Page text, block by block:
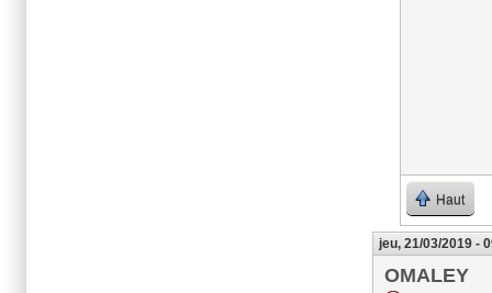
Haut
jeu, 21/03/2019 -
OMALEY